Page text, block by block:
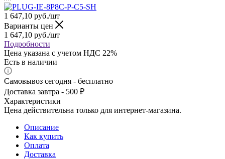
1 647,10 руб./шт
Варианты цен
1 647,10 руб./шт
Подробности
Цена указана с учетом НДС 22%
Есть в наличии
Самовывоз сегодня - бесплатно
Доставка завтра - 500 ₽
Характеристики
Цена действительна только для интернет-магазина.
Описание
Как купить
Оплата
Доставка